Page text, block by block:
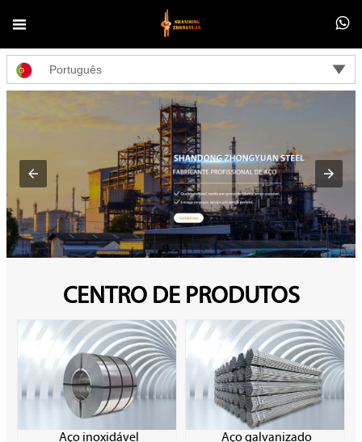
 
Português 
CENTRO DE PRODUTOS
Aço inoxidável Aço galvanizado